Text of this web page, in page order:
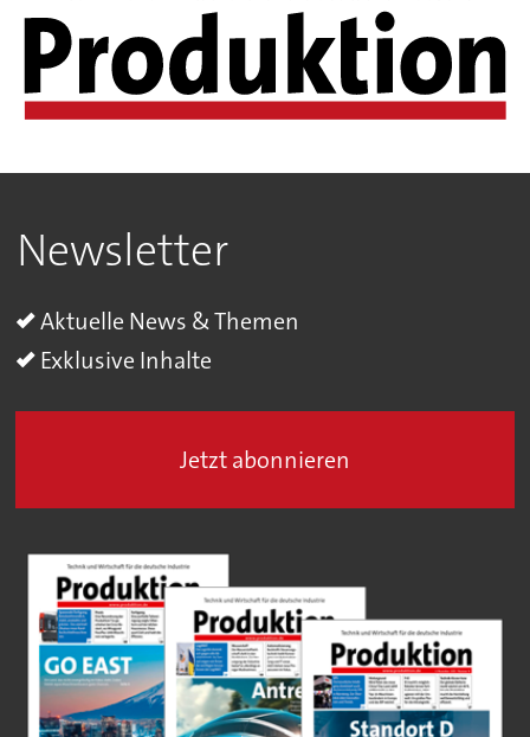
Newsletter
Aktuelle News & Themen
Exklusive Inhalte
Jetzt abonnieren